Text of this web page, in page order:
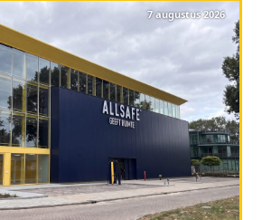
7 augustus 2026